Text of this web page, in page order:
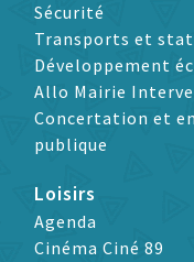
Sécurité
Transports et
Développement
Allo Mairie
Concertation et
publique
Loisirs
Agenda
Cinéma Ciné 89